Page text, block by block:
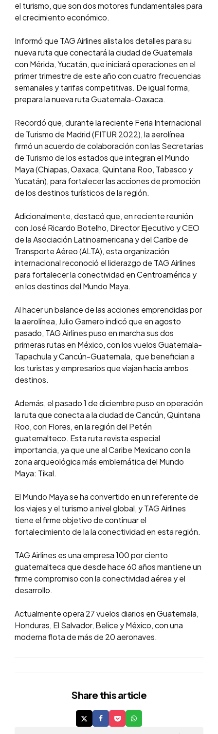
el turismo, que son dos motores fundamentales para
el crecimiento económico.
Informó que TAG Airlines alista los detalles para su
nueva ruta que conectará la ciudad de Guatemala
con Mérida, Yucatán, que iniciará operaciones en el
primer trimestre de este año con cuatro frecuencias
semanales y tarifas competitivas. De igual forma,
prepara la nueva ruta Guatemala-Oaxaca.
Recordó que, durante la reciente Feria Internacional
de Turismode Madrid (FITUR 2022), la aerolínea
firmó un acuerdo de colaboración con las Secretarías
de Turismode los estados que integran el Mundo
Maya (Chiapas, Oaxaca, Quintana Roo, Tabasco y
Yucatán), para fortalecer las acciones de promoción
de los destinos turísticos de la región.
Adicionalmente, destacó que, en reciente reunión
con José Ricardo Botelho, Director Ejecutivo y CEO
de la Asociación Latinoamericana y del Caribe de
Transporte Aéreo (ALTA), esta organización
internacional reconoció el liderazgo de TAG Airlines
para fortalecer la conectividad en Centroamérica y
en los destinos del Mundo Maya.
Al hacer un balance de las acciones emprendidas por
la aerolínea, Julio Gamero indicó que en agosto
pasado, TAG Airlines puso en marcha sus dos
primeras rutas en México, con los vuelos Guatemala-
Tapachula y Cancún-Guatemala, que benefician a
los turistas y empresarios que viajan hacia ambos
destinos.
Además, el pasado 1 de diciembre puso en operación
la ruta que conecta a la ciudad de Cancún, Quintana
Roo, con Flores, en la región del Petén
guatemalteco. Esta ruta revista especial
importancia, ya que une al Caribe Mexicano con la
zona arqueológica más emblemática del Mundo
Maya: Tikal.
El Mundo Maya se ha convertido en un referente de
los viajes y el turismoa nivel global, y TAG Airlines
tiene el firme objetivo de continuar el
fortalecimiento de la la conectividad en esta región.
TAG Airlines es una empresa 100 por ciento
guatemalteca que desde hace 60 años mantiene un
firme compromiso con la conectividad aérea y el
desarrollo.
Actualmente opera 27 vuelos diarios en Guatemala,
Honduras, El Salvador, Belice y México, con una
moderna flota de más de 20 aeronaves.
Share this article